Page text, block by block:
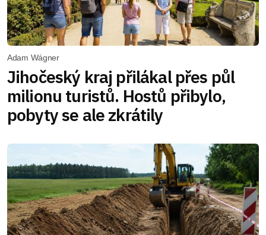
Adam Wágner
Jihočeský kraj přilákal přes půl
milionu turistů. Hostů přibylo,
pobyty se ale zkrátily